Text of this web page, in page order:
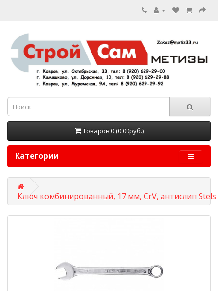
Товаров 0 (0.00руб.)
Категории
Ключ комбинированный, 17 мм, CrV, антислип Stels